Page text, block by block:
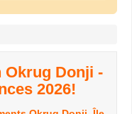
Okrug Donji -
2026!